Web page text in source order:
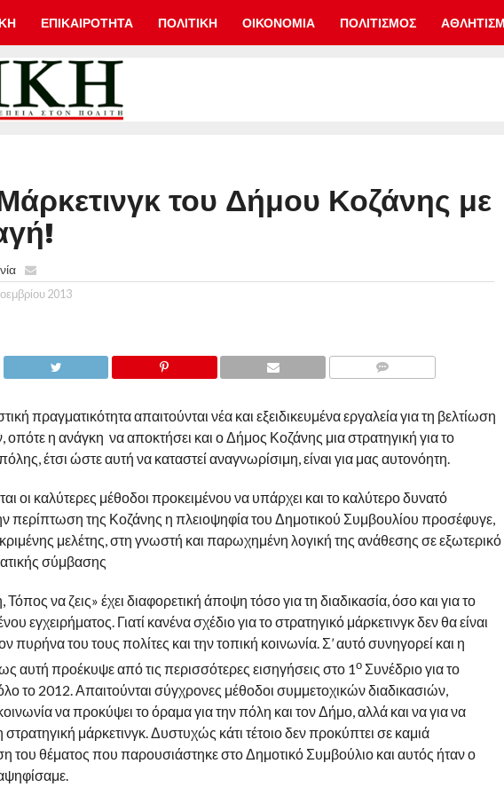
ΕΠΙΚΑΙΡΟΤΗΤΑ ΠΟΛΙΤΙΚΗ ΟΙΚΟΝΟΜΙΑ ΠΟΛΙΤΙΣΜΟΣ
του Δήμου Κοζάνης με
2013
πραγματικότητα απαιτούνται νέα και εξειδικευμένα εργαλεία για τη βελτίωση
οπότε η ανάγκη να αποκτήσει και ο Δήμος Κοζάνης μια στρατηγική για το
έτσι ώστε αυτή να καταστεί αναγνωρίσιμη, είναι για μας αυτονόητη.
οι καλύτερες μέθοδοι προκειμένου να υπάρχει και το καλύτερο δυνατό
περίπτωση της Κοζάνης η πλειοψηφία του Δημοτικού Συμβουλίου προσέφυγε,
μελέτης, στη γνωστή και παρωχημένη λογική της ανάθεσης σε εξωτερικό
σύμβασης
να ζεις» έχει διαφορετική άποψη τόσο για τη διαδικασία, όσο και για το
εγχειρήματος. Γιατί κανένα σχέδιο για το στρατηγικό μάρκετινγκ δεν θα είναι
πυρήνα του τους πολίτες και την τοπική κοινωνία. Σ’ αυτό συνηγορεί και η
αυτή προέκυψε από τις περισσότερες εισηγήσεις στο 1οΣυνέδριο για το
το 2012. Απαιτούνται σύγχρονες μέθοδοι συμμετοχικών διαδικασιών,
να προκύψει το όραμα για την πόλη και τον Δήμο, αλλά και να για να
μάρκετινγκ. Δυστυχώς κάτι τέτοιο δεν προκύπτει σε καμιά
του θέματος που παρουσιάστηκε στο Δημοτικό Συμβούλιο και αυτός ήταν ο